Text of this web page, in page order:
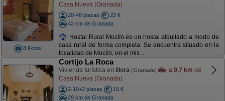
8 Fotos
Casa Nueva (Granada)
20-40 plazas
22 €
42 km de Granada
Hostal Rural Moclín es un hostal alquilado a modo de
casa rural de forma completa. Se encuentra situado en la
localidad de Moclín, en el mis ...
Cortijo La Roca
Vivienda turística en Illora (Granada) a 9,7 km de
Casa Nueva (Granada)
2-10+2 plazas
15 €
29 km de Granada